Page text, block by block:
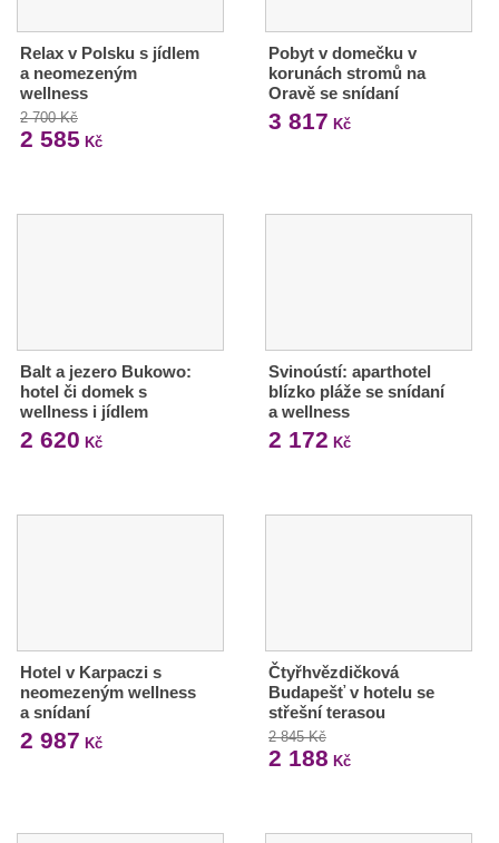
Relax v Polsku s jídlem
a neomezeným
wellness
2 700 Kč
2 585 Kč
Pobyt v domečku v
korunách stromů na
Oravě se snídaní
3 817 Kč
Balt a jezero Bukowo:
hotel či domek s
wellness i jídlem
2 620 Kč
Svinoústí: aparthotel
blízko pláže se snídaní
a wellness
2 172 Kč
Hotel v Karpaczi s
neomezeným wellness
a snídaní
2 987 Kč
Čtyřhvězdičková
Budapešť v hotelu se
střešní terasou
2 845 Kč
2 188 Kč